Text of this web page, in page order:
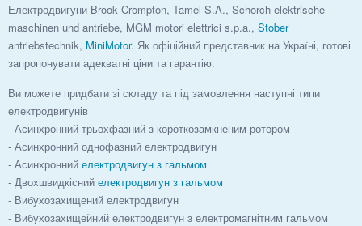
Електродвигуни Brook Crompton, Tamel S.A., Schorch elektrische
maschinen und antriebe, MGM motori elettrici s.p.a., Stober
antriebstechnik, MiniMotor. Як офіційний представник на Україні, готові
запропонувати адекватні ціни та гарантію.
Ви можете придбати зі складу та під замовлення наступні типи
електродвигунів
- Асинхронний трьохфазний з короткозамкненим ротором
- Асинхронний однофазний електродвигун
- Асинхронний електродвигун з гальмом
- Двохшвидкісний електродвигун з гальмом
- Вибухозахищений електродвигун
- Вибухозахищейний електродвигун з електромагнітним гальмом